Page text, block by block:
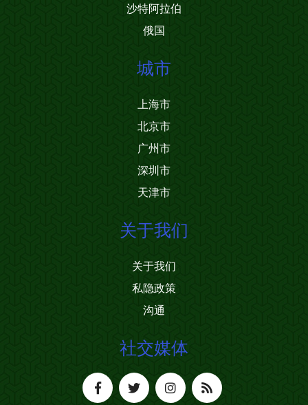
沙特阿拉伯
俄国
城市
上海市
北京市
广州市
深圳市
天津市
关于我们
关于我们
私隐政策
沟通
社交媒体